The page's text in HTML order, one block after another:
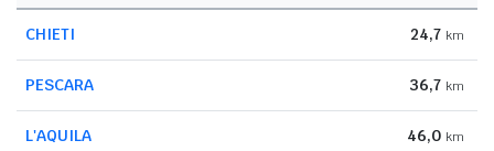
CHIETI 24,7 km
PESCARA 36,7 km
L'AQUILA 46,0 km